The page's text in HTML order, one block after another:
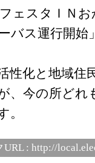
ェスタＩＮ
バス運行開
性化と地域住
、今の所どれ
。
URL : http://